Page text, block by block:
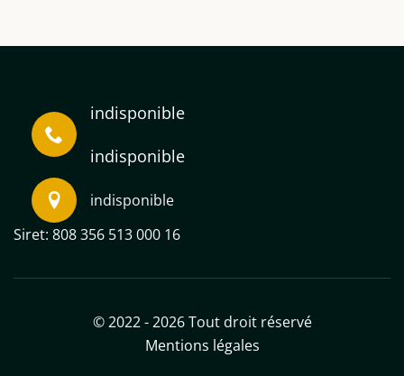
indisponible
indisponible
indisponible
Siret: 808 356 513 000 16
© 2022 - 2026 Tout droit réservé
Mentions légales